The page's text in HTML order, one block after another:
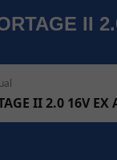
II
II 2.0 16V EX